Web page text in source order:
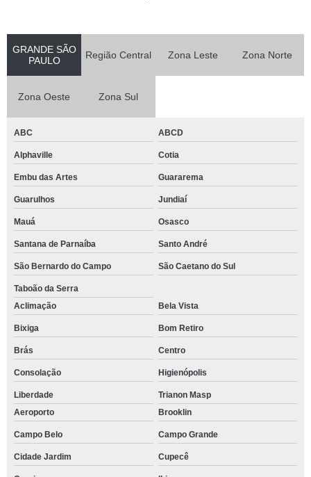
GRANDE SÃO
PAULO
Região Central Zona Leste Zona Norte
Zona Oeste Zona Sul
ABC ABCD
Alphaville Cotia
Embu das Artes Guararema
Guarulhos Jundiaí
Mauá Osasco
Santana de Parnaíba Santo André
São Bernardo do Campo São Caetano do Sul
Taboão da Serra
Aclimação
Bela Vista
Bixiga Bom Retiro
Brás Centro
Consolação Higienópolis
Liberdade
Trianon Masp
Aeroporto
Brooklin
Campo Belo Campo Grande
Cidade Jardim Cupecê